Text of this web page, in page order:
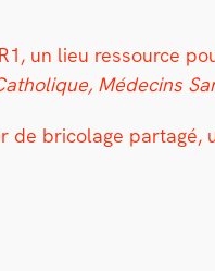
un lieu ressource
Médecins
de brico­lage partagé,